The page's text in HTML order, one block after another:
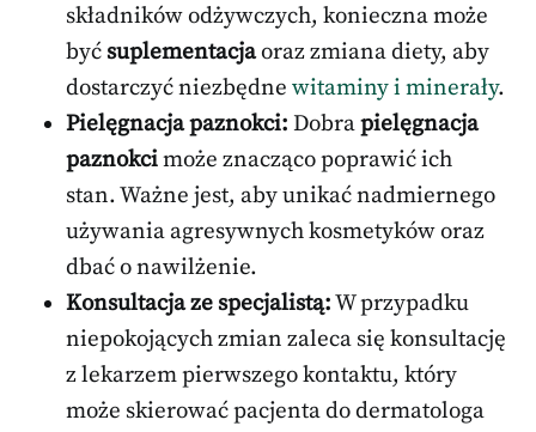
składników odżywczych, konieczna może
być suplementacjaoraz zmiana diety, aby
dostarczyć niezbędne witaminy i minerały.
Pielęgnacja paznokci: Dobrapielęgnacja
paznokcimoże znacząco poprawić ich
stan. Ważne jest, aby unikać nadmiernego
używania agresywnych kosmetyków oraz
dbać o nawilżenie.
Konsultacja ze specjalistą:W przypadku
niepokojących zmian zaleca się konsultację
z lekarzem pierwszego kontaktu, który
może skierować pacjenta do dermatologa